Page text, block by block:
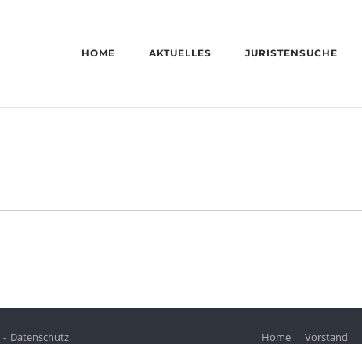
HOME AKTUELLES JURISTENSUCHE
Datenschutz Home Vorstand